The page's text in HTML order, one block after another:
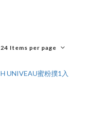
24 Items per page